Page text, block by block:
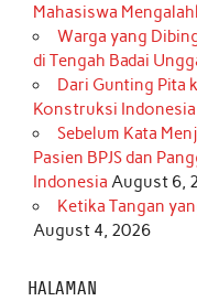
Mahasiswa
Warga yang
di Tengah Badai
Dari Gunting Pita
Konstruksi Indonesia
Sebelum Kata
Pasien BPJS dan
Indonesia August 6,
Ketika Tangan
August 4, 2026
HALAMAN